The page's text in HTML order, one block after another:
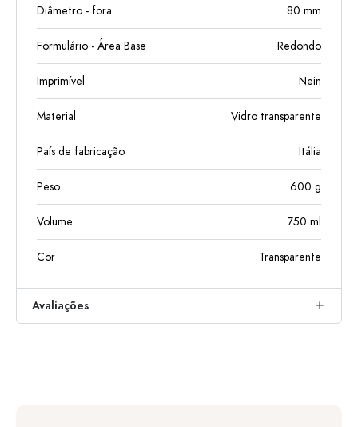
Diâmetro - fora 80 mm
Formulário - Área Base Redondo
Imprimível Nein
Material Vidro transparente
País de fabricação Itália
Peso 600 g
Volume 750 ml
Cor Transparente
Avaliações